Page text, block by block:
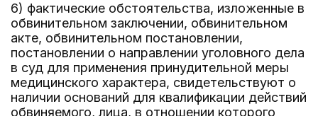
6) фактические обстоятельства, изложенные в
обвинительном заключении, обвинительном
акте, обвинительном постановлении,
постановлении о направлении уголовного дела
в суд для применения принудительной меры
медицинского характера, свидетельствуют о
наличии оснований для квалификации действий
обвиняемого, лица, в отношении которого